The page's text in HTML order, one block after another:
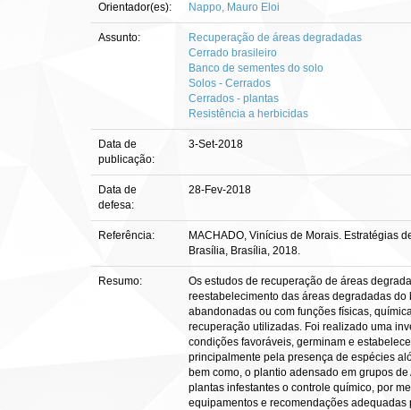
Orientador(es): Nappo, Mauro Eloi
Assunto:
Recuperação de áreas degradadas
Cerrado brasileiro
Banco de sementes do solo
Solos - Cerrados
Cerrados - plantas
Resistência a herbicidas
Data de
publicação:
3-Set-2018
Data de
defesa:
28-Fev-2018
Referência:
MACHADO, Vinícius de Morais. Estratégias
Brasília, Brasília, 2018.
Resumo:
Os estudos de recuperação de áreas
reestabelecimento das áreas degradadas
abandonadas ou com funções físicas,
recuperação utilizadas. Foi realizado uma
condições favoráveis, germinam e
principalmente pela presença de espécies
bem como, o plantio adensado em grupos
plantas infestantes o controle químico, por
equipamentos e recomendações